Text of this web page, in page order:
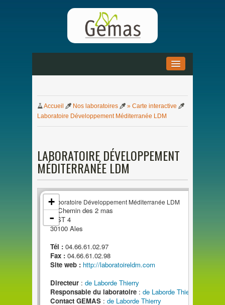
ACTUALITÉS
PARTENARIAT »
Accueil Nos laboratoires
» Carte interactive
Laboratoire Développement Méditerranée LDM
LABORATOIRE DÉVELOPPEMENT
MÉDITERRANÉE LDM
Laboratoire Développement Méditerranée LDM
8, Chemin des 2 mas
PIST 4
30100 Ales
Tél : 04.66.61.02.97
Fax : 04.66.61.02.98
Site web : http://laboratoireldm.com
Directeur : de Laborde Thierry
Responsable du laboratoire : de Laborde Thierry
Contact GEMAS : de Laborde Thierry
+
-